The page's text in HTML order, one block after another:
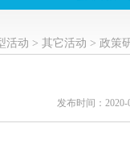
活动 > 其它活动 > 政策
发布时间：2020-